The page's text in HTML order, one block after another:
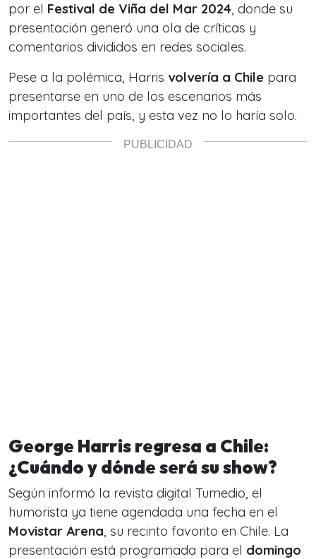
por el Festival de Viña del Mar 2024, donde su
presentación generó una ola de críticas y
comentarios divididos en redes sociales.
Pese a la polémica, Harris volvería a Chile para
presentarse en uno de los escenarios más
importantes del país, y esta vez no lo haría solo.
George Harris regresa a Chile:
¿Cuándo y dónde será su show?
Según informó la revista digital Tumedio, el
humorista ya tiene agendada una fecha en el
Movistar Arena, su recinto favorito en Chile. La
presentación está programada para el domingo